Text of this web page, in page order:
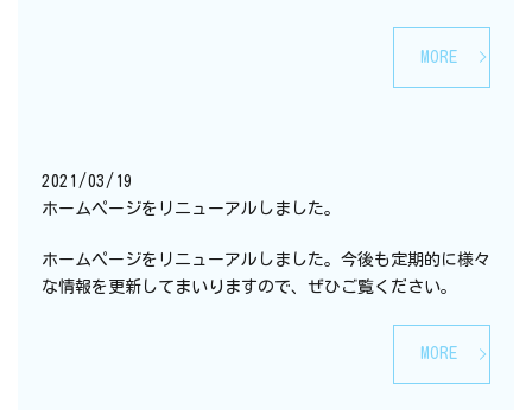
MORE
2021/03/19
ホームページをリニューアルしました。
ホームページをリニューアルしました。今後も定期的に様々
な情報を更新してまいりますので、ぜひご覧ください。
MORE